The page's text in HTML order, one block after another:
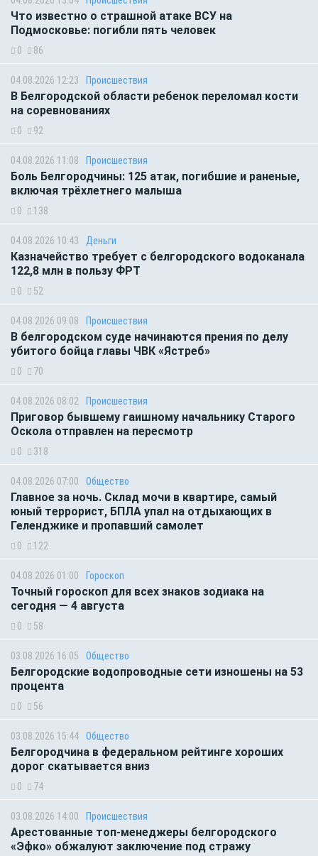
Что известно о страшной атаке ВСУ на
Подмосковье: погибли пять человек
0 86
04.08.2026 12:23 Происшествия
В Белгородской области ребенок переломал кости
на соревнованиях
0 92
04.08.2026 11:08 Происшествия
Боль Белгородчины: 125 атак, погибшие и раненые,
включая трёхлетнего малыша
0 138
04.08.2026 10:43 Деньги
Казначейство требует с белгородского водоканала
122,8 млн в пользу ФРТ
0 52
04.08.2026 09:08 Происшествия
В белгородском суде начинаются прения по делу
убитого бойца главы ЧВК «Ястреб»
0 70
04.08.2026 08:02 Происшествия
Приговор бывшему гаишному начальнику Старого
Оскола отправлен на пересмотр
0 318
04.08.2026 07:00 Общество
Главное за ночь. Склад мочи в квартире, самый
юный террорист, БПЛА упал на отдыхающих в
Геленджике и пропавший самолет
0 122
04.08.2026 01:00 Гороскоп
Точный гороскоп для всех знаков зодиака на
сегодня — 4 августа
0 58
03.08.2026 16:05 Общество
Белгородские водопроводные сети изношены на 53
процента
0 56
03.08.2026 15:44 Общество
Белгородчина в федеральном рейтинге хороших
дорог скатывается вниз
0 74
03.08.2026 14:00 Происшествия
Арестованные топ-менеджеры белгородского
«Эфко» обжалуют заключение под стражу